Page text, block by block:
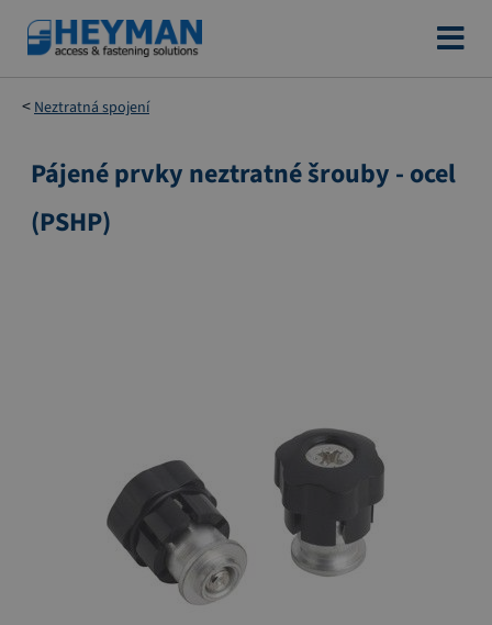
Přejít
na
obsah
Neztratná spojení
Přeskočit
konec
galerie
Pájené prvky neztratné šrouby - ocel
(PSHP)